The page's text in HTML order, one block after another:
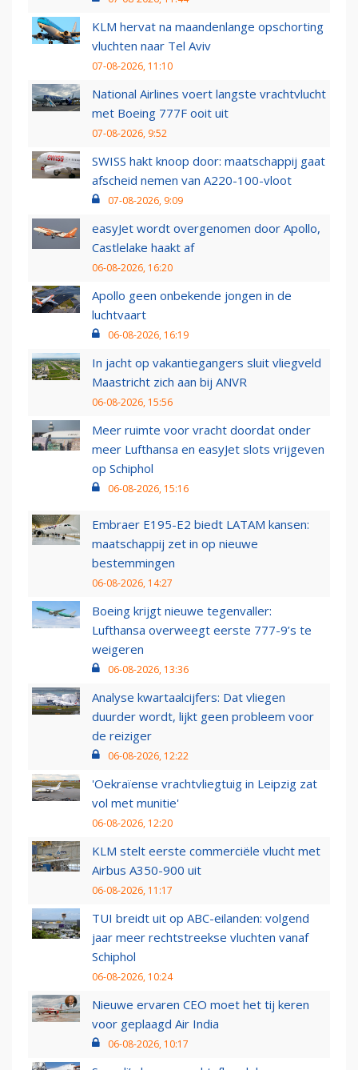
KLM hervat na maandenlange opschorting
vluchten naar Tel Aviv
07-08-2026, 11:10
National Airlines voert langste vrachtvlucht
met Boeing 777F ooit uit
07-08-2026, 9:52
SWISS hakt knoop door: maatschappij gaat
afscheid nemen van A220-100-vloot
07-08-2026, 9:09
easyJet wordt overgenomen door Apollo,
Castlelake haakt af
06-08-2026, 16:20
Apollo geen onbekende jongen in de
luchtvaart
06-08-2026, 16:19
In jacht op vakantiegangers sluit vliegveld
Maastricht zich aan bij ANVR
06-08-2026, 15:56
Meer ruimte voor vracht doordat onder
meer Lufthansa en easyJet slots vrijgeven
op Schiphol
06-08-2026, 15:16
Embraer E195-E2 biedt LATAM kansen:
maatschappij zet in op nieuwe
bestemmingen
06-08-2026, 14:27
Boeing krijgt nieuwe tegenvaller:
Lufthansa overweegt eerste 777-9’s te
weigeren
06-08-2026, 13:36
Analyse kwartaalcijfers: Dat vliegen
duurder wordt, lijkt geen probleem voor
de reiziger
06-08-2026, 12:22
'Oekraïense vrachtvliegtuig in Leipzig zat
vol met munitie'
06-08-2026, 12:20
KLM stelt eerste commerciële vlucht met
Airbus A350-900 uit
06-08-2026, 11:17
TUI breidt uit op ABC-eilanden: volgend
jaar meer rechtstreekse vluchten vanaf
Schiphol
06-08-2026, 10:24
Nieuwe ervaren CEO moet het tij keren
voor geplaagd Air India
06-08-2026, 10:17